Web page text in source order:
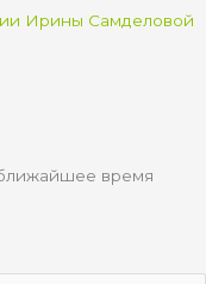
Ирины Самделовой
время